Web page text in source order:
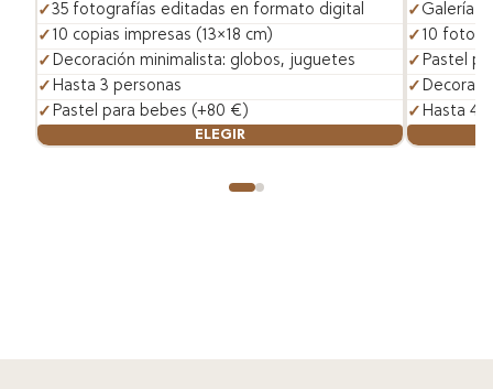
35 fotografías editadas en formato digital
10 copias impresas (13×18 cm)
Decoración minimalista: globos, juguetes
Hasta 3 personas
Pastel para bebes (+80 €)
ELEGIR
Galería
10 fotos
Pastel
Hasta 4